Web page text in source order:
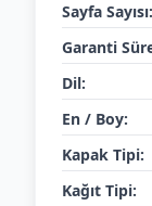
Sayfa Sayısı:
Garanti
Dil:
En / Boy:
Kapak Tipi:
Kağıt Tipi: